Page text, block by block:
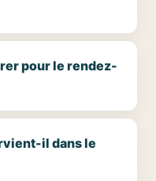
pour le rendez-
il dans le